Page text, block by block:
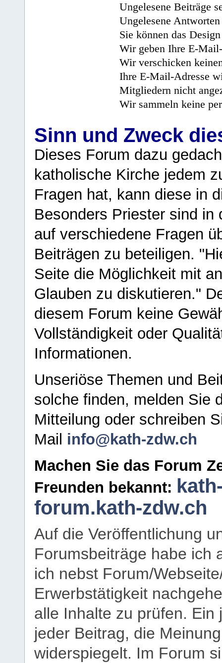
Ungelesene Beiträge
Ungelesene
Sie können das
Wir geben Ihre E-
Wir verschicken
Ihre E-Mail-Adresse
Mitgliedern nicht
Wir sammeln keine
Sinn und Zweck
Dieses Forum dazu
katholische Kirche jedem
Fragen hat, kann diese in
Besonders Priester sind in
auf verschiedene Fragen
Beiträgen zu beteiligen.
Seite die Möglichkeit mit
Glauben zu diskutieren."
diesem Forum keine
Vollständigkeit oder
Informationen.
Unseriöse Themen und
solche finden, melden Sie
Mitteilung oder schreiben
Mail info@kath-zdw.ch
Machen Sie das Forum
Freunden bekannt:
forum.kath-zdw.ch
Auf die Veröffentlichung
Forumsbeiträge habe ich
ich nebst Forum/
Erwerbstätigkeit
alle Inhalte zu prüfen.
jeder Beitrag, die
widerspiegelt. Im Forum